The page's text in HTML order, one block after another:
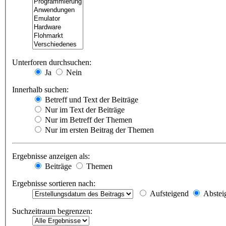
Unterforen durchsuchen:
Ja
Nein
Innerhalb suchen:
Betreff und Text der Beiträge
Nur im Text der Beiträge
Nur im Betreff der Themen
Nur im ersten Beitrag der Themen
Ergebnisse anzeigen als:
Beiträge
Themen
Ergebnisse sortieren nach:
Aufsteigend
Suchzeitraum begrenzen: